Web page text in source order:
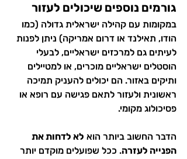
גורמים נוספים שיכולים לעזור
במקומות עם קהילה ישראלית גדולה (כמו
הודו, תאילנד או דרום אמריקה) ניתן לפנות
לעיתים גם למרכזים ישראליים, לבעלי
הוסטלים ישראליים מוכרים, או למטיילים
ותיקים באזור. הם יכולים להעניק תמיכה
ראשונית ולעזור לתאם פגישה עם רופא או
פסיכולוג מקומי.
הדבר החשוב ביותר הוא לא לדחות את
הפנייה לעזרה. ככל שפועלים מוקדם יותר